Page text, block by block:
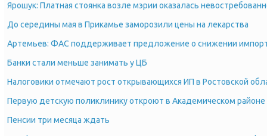
Ярошук: Платная стоянка возле мэрии оказалась
До середины мая в Прикамье заморозили цены на лекарства
Артемьев: ФАС поддерживает предложение о снижении
Банки стали меньше занимать у ЦБ
Налоговики отмечают рост открывающихся ИП в Ростовской
Первую детскую поликлинику откроют в Академическом районе
Пенсии три месяца ждать